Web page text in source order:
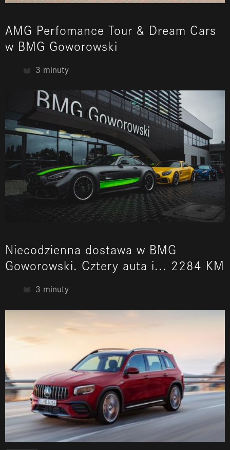
AMG Perfomance Tour & Dream Cars
w BMG Goworowski
3 minuty
Niecodzienna dostawa w BMG
Goworowski. Cztery auta i... 2284 KM
3 minuty